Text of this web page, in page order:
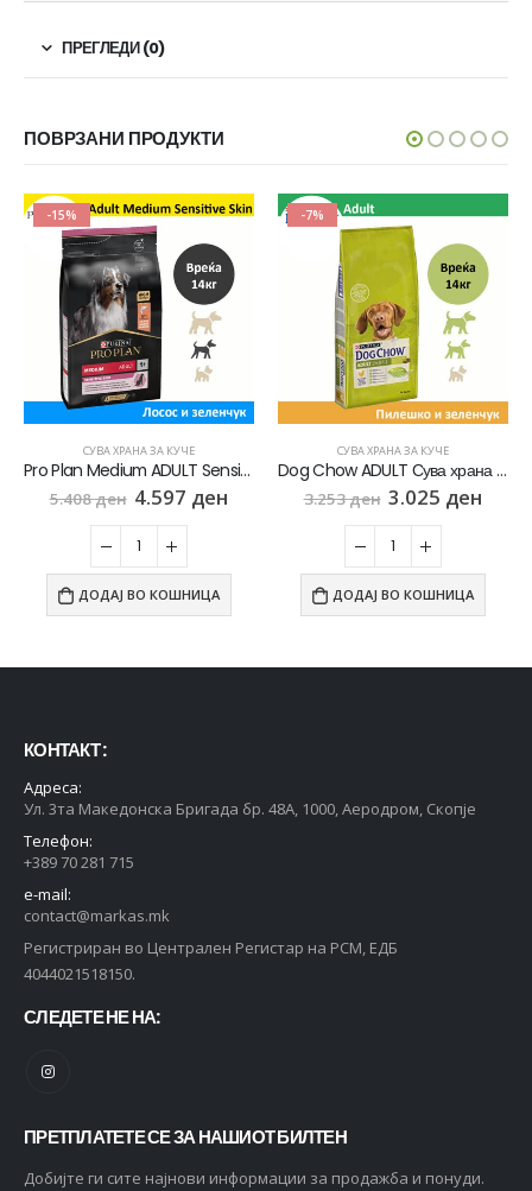
ПРЕГЛЕДИ (0)
ПОВРЗАНИ ПРОДУКТИ
-15%
СУВА ХРАНА ЗА КУЧЕ
Pro Plan Medium ADULT Sensitive Skin Сува храна за Возрасни кучиња од Среден раст со Лосос [Вреќа 14кг]
5.408ден 4.597 ден
ДОДАЈ ВО КОШНИЦА
-7%
СУВА ХРАНА ЗА КУЧЕ
Dog Chow ADULT Сува храна за Возрасни кучиња со Пилешко [Вреќа 14кг]
3.253ден 3.025 ден
ДОДАЈ ВО КОШНИЦА
КОНТАКТ :
Адреса:
Ул. 3та Македонска Бригада бр. 48А, 1000, Аеродром, Скопје
Телефон:
+389 70 281 715
e-mail:
contact@markas.mk
Регистриран во Централен Регистар на РСМ, ЕДБ
4044021518150.
СЛЕДЕТЕ НЕ НА:
ПРЕТПЛАТЕТЕ СЕ ЗА НАШИОТ БИЛТЕН
Добијте ги сите најнови информации за продажба и понуди.